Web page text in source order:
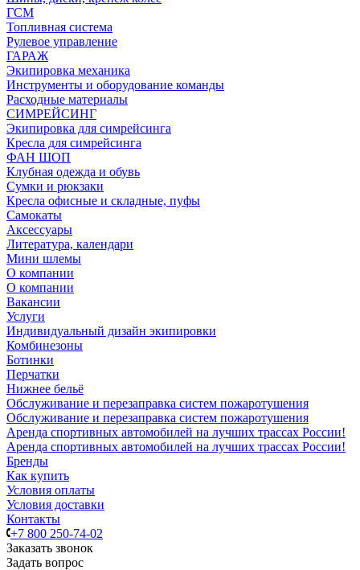
ГСМ
Топливная система
Рулевое управление
ГАРАЖ
Экипировка механика
Инструменты и оборудование команды
Расходные материалы
СИМРЕЙСИНГ
Экипировка для симрейсинга
Кресла для симрейсинга
ФАН ШОП
Клубная одежда и обувь
Сумки и рюкзаки
Кресла офисные и складные, пуфы
Самокаты
Аксессуары
Литература, календари
Мини шлемы
О компании
О компании
Вакансии
Услуги
Индивидуальный дизайн экипировки
Комбинезоны
Ботинки
Перчатки
Нижнее бельё
Обслуживание и перезаправка систем пожаротушения
Обслуживание и перезаправка систем пожаротушения
Аренда спортивных автомобилей на лучших трассах России!
Аренда спортивных автомобилей на лучших трассах России!
Бренды
Как купить
Условия оплаты
Условия доставки
Контакты
+7 800 250-74-02
Заказать звонок
Задать вопрос